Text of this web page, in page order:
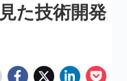
た技術開発